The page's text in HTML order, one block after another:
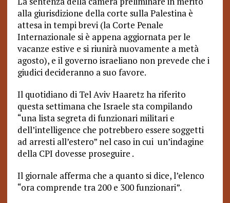
alla giurisdizione della corte sulla Palestina è
attesa in tempi brevi (la Corte Penale
Internazionale si è appena aggiornata per le
vacanze estive e si riunirà nuovamente a metà
agosto), e il governo israeliano non prevede che i
giudici decideranno a suo favore.
Il quotidiano di Tel Aviv Haaretz ha riferito
questa settimana che Israele sta compilando
“una lista segreta di funzionari militari e
dell’intelligence che potrebbero essere soggetti
ad arresti all’estero” nel caso in cui un’indagine
della CPI dovesse proseguire .
Il giornale afferma che a quanto si dice, l’elenco
“ora comprende tra 200 e 300 funzionari”.